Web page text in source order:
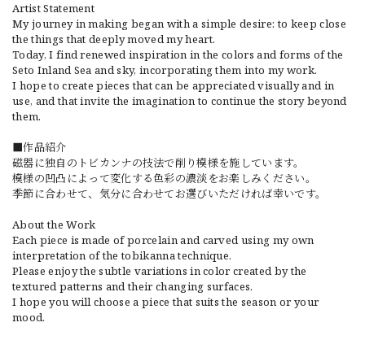
Artist Statement
My journey in making began with a simple desire: to keep close
the things that deeply moved my heart.
Today, I find renewed inspiration in the colors and forms of the
Seto Inland Sea and sky, incorporating them into my work.
I hope to create pieces that can be appreciated visually and in
use, and that invite the imagination to continue the story beyond
them.
■作品紹介
磁器に独自のトビカンナの技法で削り模様を施しています。
模様の凹凸によって変化する色彩の濃淡をお楽しみください。
季節に合わせて、気分に合わせてお選びいただければ幸いです。
About the Work
Each piece is made of porcelain and carved using my own
interpretation of the tobikanna technique.
Please enjoy the subtle variations in color created by the
textured patterns and their changing surfaces.
I hope you will choose a piece that suits the season or your
mood.